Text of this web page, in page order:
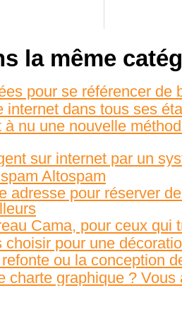
la même
pour se référencer de
internet dans tous ses
à nu une nouvelle
sur internet par un
Altospam
adresse pour réserver
Cama, pour ceux qui
choisir pour une
ou la conception
charte graphique ?